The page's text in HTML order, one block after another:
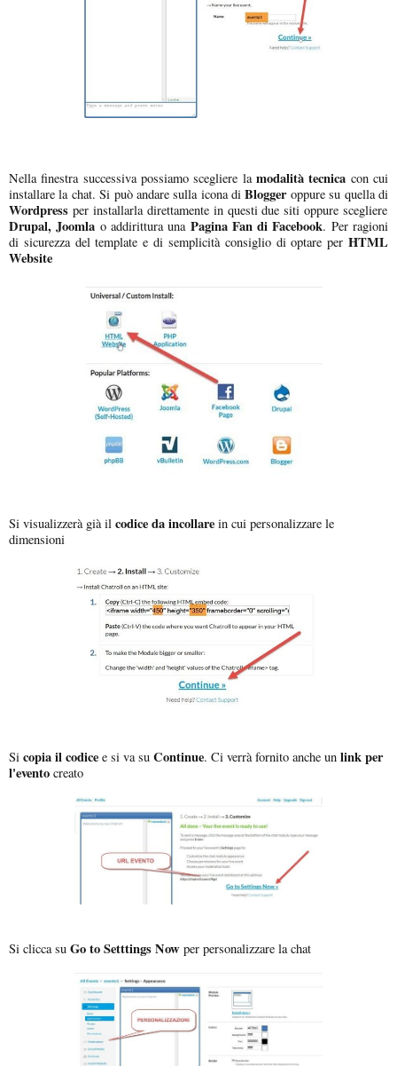
Nella finestra successiva possiamo scegliere la modalità tecnica con cui
installare la chat. Si può andare sulla icona diBloggeroppure su quella di
Wordpress per installarla direttamente in questi due siti oppure scegliere
Drupal, Joomla o addirittura una Pagina Fan di Facebook. Per ragioni
di sicurezza del template e di semplicità consiglio di optare per HTML
Website
Si visualizzerà già il codice da incollare in cui personalizzare le
dimensioni
Si copia il codice e si va su Continue. Ci verrà fornito anche un link per
l'evento creato
Si clicca su Go to Setttings Now per personalizzare la chat